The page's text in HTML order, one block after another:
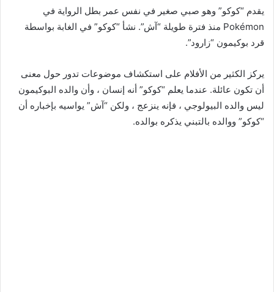
يقدم “كوكو” وهو صبي صغير في نفس عمر بطل الرواية في
Pokémon منذ فترة طويلة “آش”. نشأ “كوكو” في الغابة بواسطة
قرد بوكيمون “زارود”.
يركز الكثير من الأفلام على استكشاف موضوعات تدور حول معنى
أن تكون عائلة. عندما يعلم “كوكو” أنه إنسان ، وأن والده البوكيمون
ليس والده البيولوجي ، فإنه ينزعج ، ولكن “آش” يواسيه بإخباره أن
“كوكو” ووالده بالتبني يذكره بوالده.